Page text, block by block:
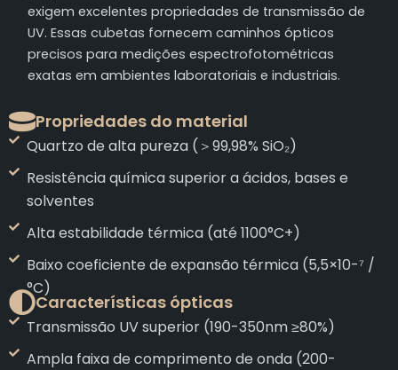
exigem excelentes propriedades de transmissão de
UV. Essas cubetas fornecem caminhos ópticos
precisos para medições espectrofotométricas
exatas em ambientes laboratoriais e industriais.
Propriedades do material
Quartzo de alta pureza (＞99,98% SiO₂)
Resistência química superior a ácidos, bases e
solventes
Alta estabilidade térmica (até 1100°C+)
Baixo coeficiente de expansão térmica (5,5×10-⁷ /
°C)
Características ópticas
Transmissão UV superior (190-350nm ≥80%)
Ampla faixa de comprimento de onda (200-